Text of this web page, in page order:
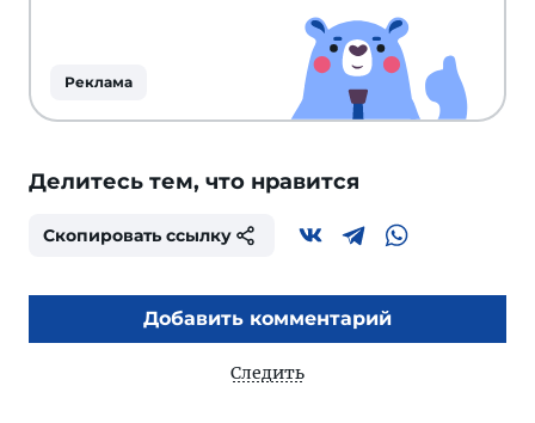
Реклама
Делитесь тем, что нравится
Скопировать ссылку
Добавить комментарий
Следить